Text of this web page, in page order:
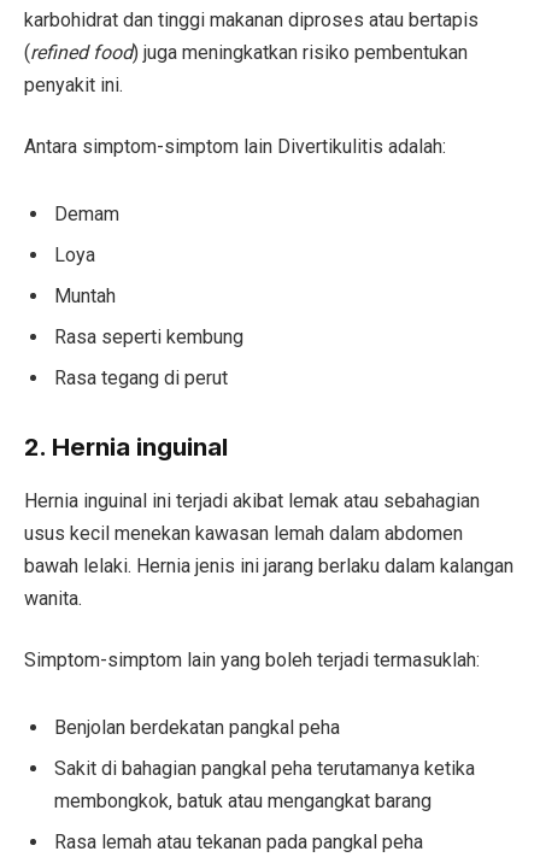
karbohidrat dan tinggi makanan diproses atau bertapis
(refined food) juga meningkatkan risiko pembentukan
penyakit ini.
Antara simptom-simptom lain Divertikulitis adalah:
Demam
Loya
Muntah
Rasa seperti kembung
Rasa tegang di perut
2. Hernia inguinal
Hernia inguinal ini terjadi akibat lemak atau sebahagian
usus kecil menekan kawasan lemah dalam abdomen
bawah lelaki. Hernia jenis ini jarang berlaku dalam kalangan
wanita.
Simptom-simptom lain yang boleh terjadi termasuklah:
Benjolan berdekatan pangkal peha
Sakit di bahagian pangkal peha terutamanya ketika
membongkok, batuk atau mengangkat barang
Rasa lemah atau tekanan pada pangkal peha